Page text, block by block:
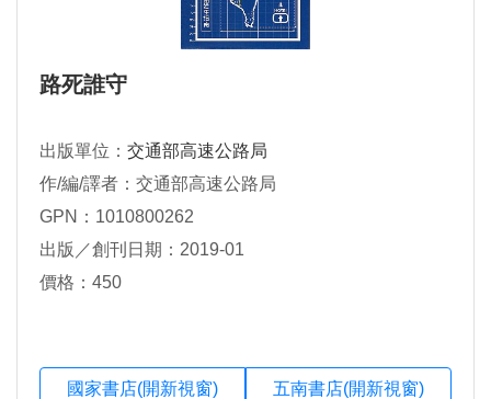
路死誰守
出版單位： 交通部高速公路局
作/編/譯者：交通部高速公路局
GPN：1010800262
出版／創刊日期：2019-01
價格：450
國家書店(開新視窗) 五南書店(開新視窗)